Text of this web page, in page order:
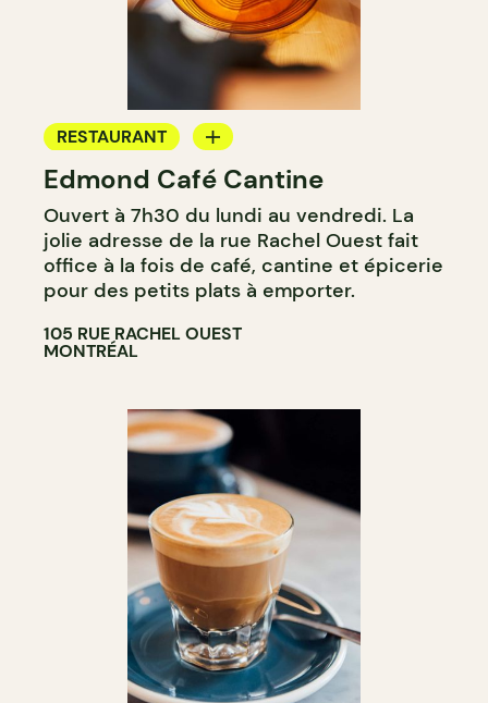
RESTAURANT
CAFÉ
COMPTOIR
CAVISTE
Edmond Café Cantine
Ouvert à 7h30 du lundi au vendredi. La
jolie adresse de la rue Rachel Ouest fait
office à la fois de café, cantine et épicerie
pour des petits plats à emporter.
105 RUE RACHEL OUEST
MONTRÉAL